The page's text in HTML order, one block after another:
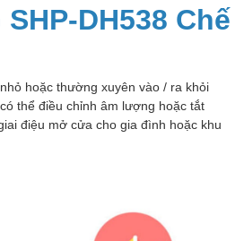
SHP-DH538 Chế
hoặc thường xuyên vào / ra khỏi
thể điều chỉnh âm lượng hoặc tắt
điệu mở cửa cho gia đình hoặc khu